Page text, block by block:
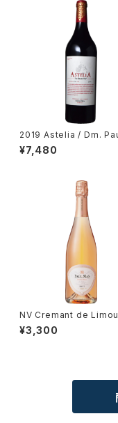
2019 Astelia / Dm.
s
¥7,480
NV Cremant de
se Brut / Dm. Paul Mas
¥3,300